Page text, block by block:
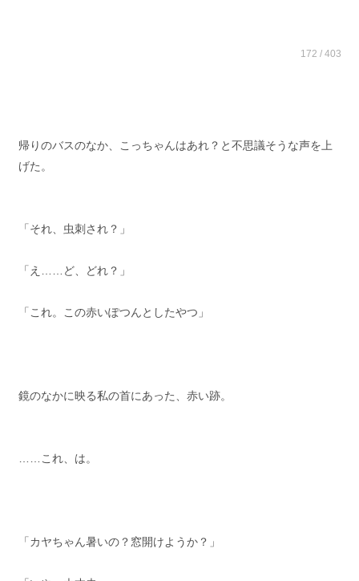
172 / 403
帰りのバスのなか、こっちゃんはあれ？と不思議そうな声を上
げた。
「それ、虫刺され？」
「え……ど、どれ？」
「これ。この赤いぽつんとしたやつ」
鏡のなかに映る私の首にあった、赤い跡。
……これ、は。
「カヤちゃん暑いの？窓開けようか？」